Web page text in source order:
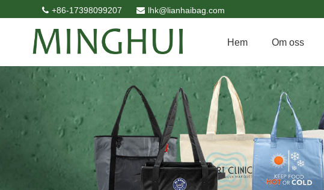
+86-17398099207 lhk@lianhaibag.com
Hem Om oss